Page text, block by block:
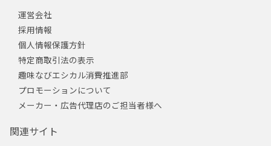
運営会社
採用情報
個人情報保護方針
特定商取引法の表示
趣味なびエシカル消費推進部
プロモーションについて
メーカー・広告代理店のご担当者様へ
関連サイト